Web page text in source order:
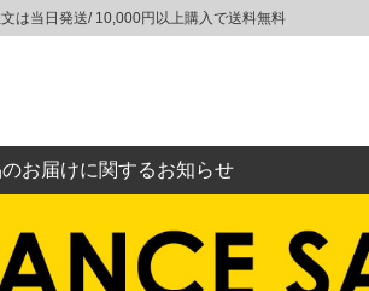
は当日発送/ 10,000円以上購入で送料無料
お届けに関するお知らせ